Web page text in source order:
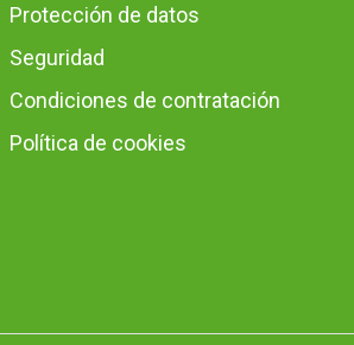
Protección de datos
Seguridad
Condiciones de contratación
Política de cookies